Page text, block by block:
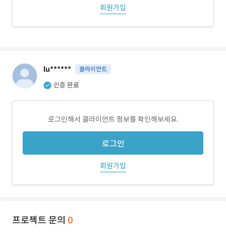
회원가입
lu****** 클라이언트
인증 완료
로그인해서 클라이언트 정보를 확인해보세요.
로그인
회원가입
프로젝트 문의 0